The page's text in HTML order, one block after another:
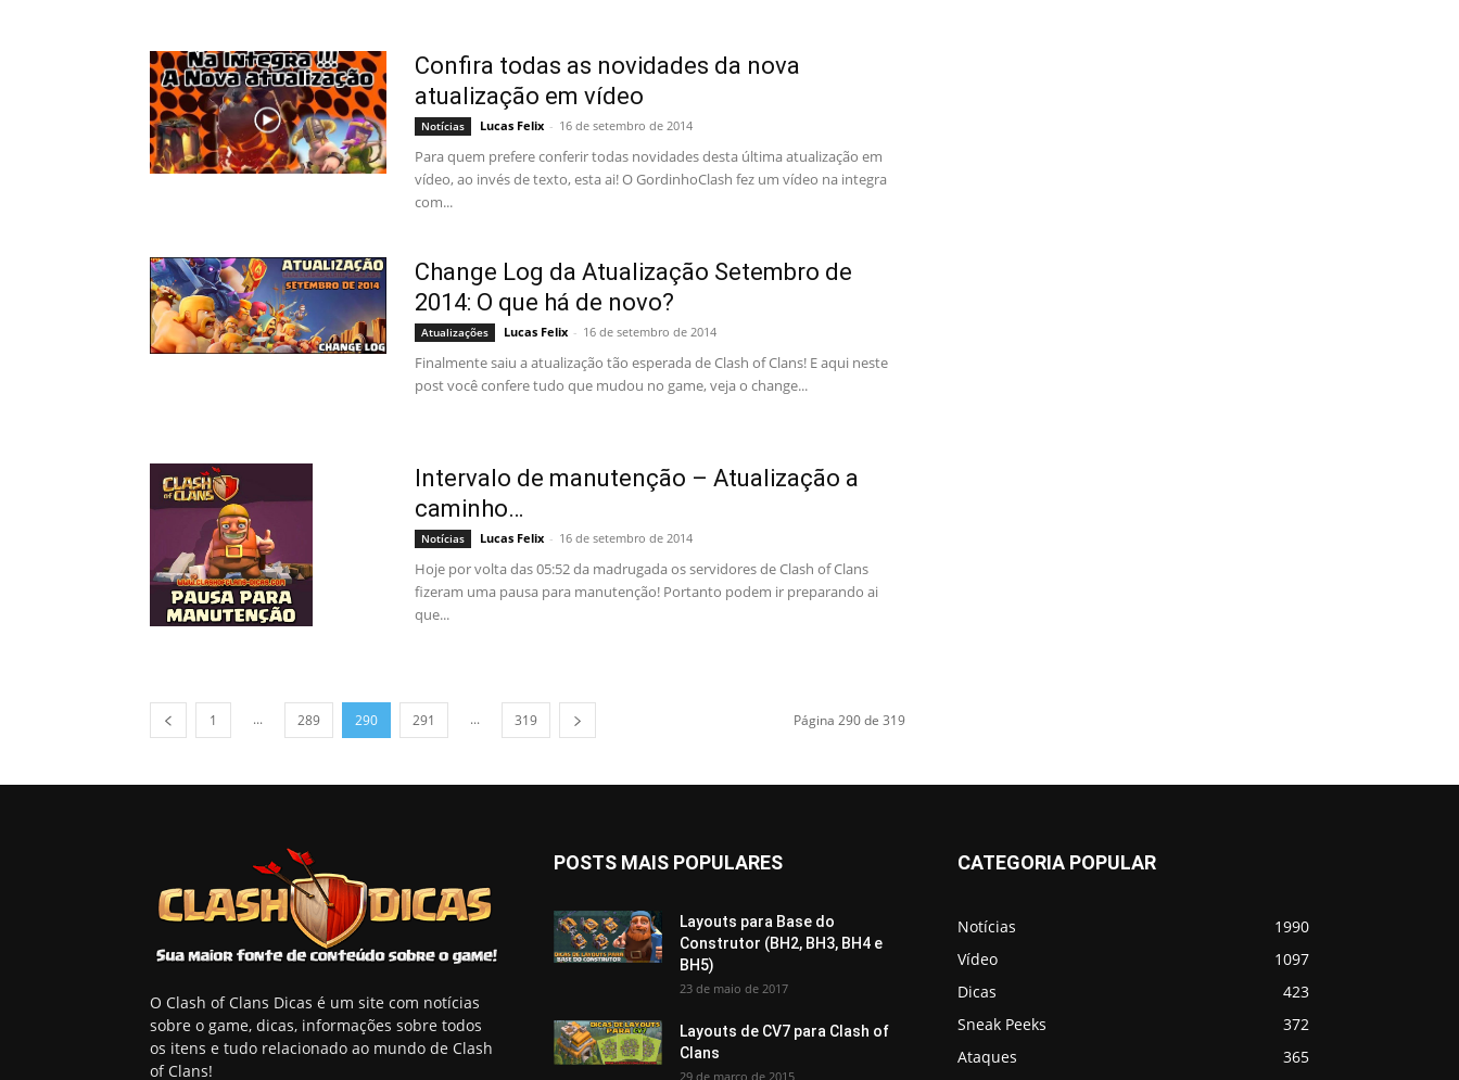
Confira todas as novidades da nova
atualização em vídeo
Notícias Lucas Felix - 16 de setembro de 2014
Para quem prefere conferir todas novidades desta última atualização em
vídeo, ao invés de texto, esta ai! O GordinhoClash fez um vídeo na integra
com...
Change Log da Atualização Setembro de
2014: O que há de novo?
Atualizações Lucas Felix - 16 de setembro de 2014
Finalmente saiu a atualização tão esperada de Clash of Clans! E aqui neste
post você confere tudo que mudou no game, veja o change...
Intervalo de manutenção – Atualização a
caminho…
Notícias Lucas Felix - 16 de setembro de 2014
Hoje por volta das 05:52 da madrugada os servidores de Clash of Clans
fizeram uma pausa para manutenção! Portanto podem ir preparando ai
que...
1 ... 289 290 291 ... 319 Página 290 de 319
O Clash of Clans Dicas é um site com notícias
sobre o game, dicas, informações sobre todos
os itens e tudo relacionado ao mundo de Clash
of Clans!
POSTS MAIS POPULARES
Layouts para Base do
Construtor (BH2, BH3, BH4 e
BH5)
23 de maio de 2017
Layouts de CV7 para Clash of
Clans
29 de março de 2015
CATEGORIA POPULAR
Notícias
1990
Vídeo
1097
Dicas
423
Sneak Peeks
372
Ataques
365